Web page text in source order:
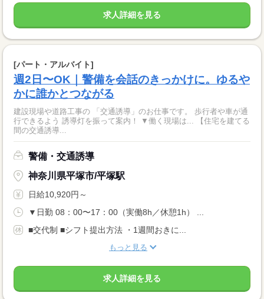
求人詳細を見る
[パート・アルバイト]
週2日〜OK｜警備を会話のきっかけに。ゆるや
かに誰かとつながる
建設現場や道路工事の 「交通誘導」のお仕事です。 歩行者や車が通
行できるよう 誘導灯を振って案内！ ▼働く現場は... 【住宅を建てる
間の交通誘導...
警備・交通誘導
神奈川県平塚市/平塚駅
日給10,920円～
▼日勤 08：00〜17：00（実働8h／休憩1h） ...
■交代制 ■シフト提出方法 ・1週間おきに...
もっと見る
求人詳細を見る